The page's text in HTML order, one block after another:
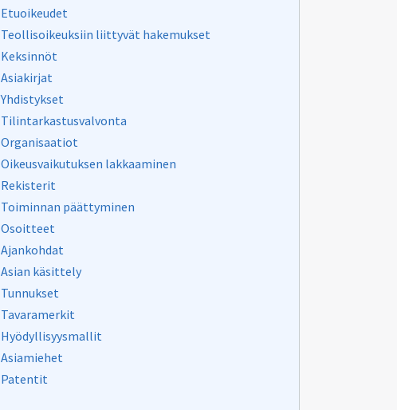
Etuoikeudet
Teollisoikeuksiin liittyvät hakemukset
Keksinnöt
Asiakirjat
Yhdistykset
Tilintarkastusvalvonta
Organisaatiot
Oikeusvaikutuksen lakkaaminen
Rekisterit
Toiminnan päättyminen
Osoitteet
Ajankohdat
Asian käsittely
Tunnukset
Tavaramerkit
Hyödyllisyysmallit
Asiamiehet
Patentit